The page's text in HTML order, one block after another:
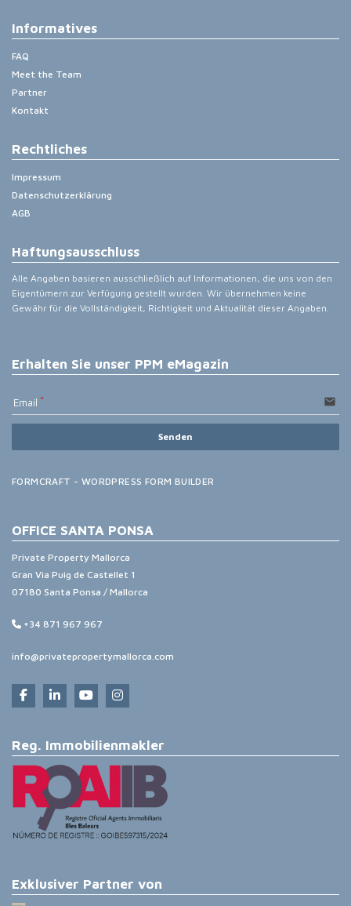
Informatives
FAQ
Meet the Team
Partner
Kontakt
Rechtliches
Impressum
Datenschutzerklärung
AGB
Haftungsausschluss
Alle Angaben basieren ausschließlich auf Informationen, die uns von den
Eigentümern zur Verfügung gestellt wurden. Wir übernehmen keine
Gewähr für die Vollständigkeit, Richtigkeit und Aktualität dieser Angaben.
Erhalten Sie unser PPM eMagazin
Email email
Senden
FORMCRAFT - WORDPRESS FORM BUILDER
OFFICE SANTA PONSA
Private Property Mallorca
Gran Via Puig de Castellet 1
07180 Santa Ponsa / Mallorca
+34 871 967 967
info@privatepropertymallorca.com
Reg. Immobilienmakler
Exklusiver Partner von